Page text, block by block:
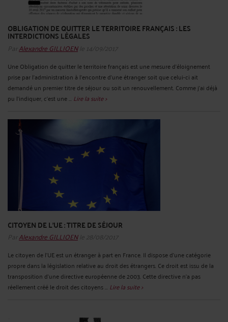
OBLIGATION DE QUITTER LE TERRITOIRE FRANÇAIS : LES
INTERDICTIONS LÉGALES
ParAlexandre GILLIOENle 14/09/2017
Une Obligation de quitter le territoire français est une mesure d’éloignement
prise par l’administration à l’encontre d’une étranger soit que celui-ci ait
demandé un premier titre de séjour ou soit un renouvellement. Comme j’ai déjà
pu l’indiquer, c’est une ... Lire la suite >
CITOYEN DE L'UE : TITRE DE SÉJOUR
ParAlexandre GILLIOENle 28/08/2017
Le citoyen de l’UE est un étranger à part en France. Il dispose d’une catégorie
propre dans la législation relative au droit des étrangers. Ce droit est issu de la
transposition d’une directive européenne de 2003. Cette directive n’a pas
réellement créé le droit des citoyens ... Lire la suite >